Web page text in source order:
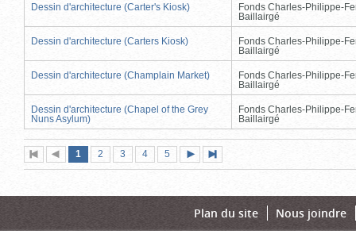
Dessin d'architecture (Carter's Kiosk)
Fonds Charles-Philippe-
Baillairgé
Dessin d'architecture (Carters Kiosk)
Fonds Charles-Philippe-
Baillairgé
Dessin d'architecture (Champlain Market)
Fonds Charles-Philippe-
Baillairgé
Dessin d'architecture (Chapel of the Grey
Nuns Asylum)
Fonds Charles-Philippe-
Baillairgé
Première
page
Page
précédente
Page
1 (page
actuelle)
Page
2 Page
3 Page
4 Page
5
suivante
page
Plan du site Nous joindre